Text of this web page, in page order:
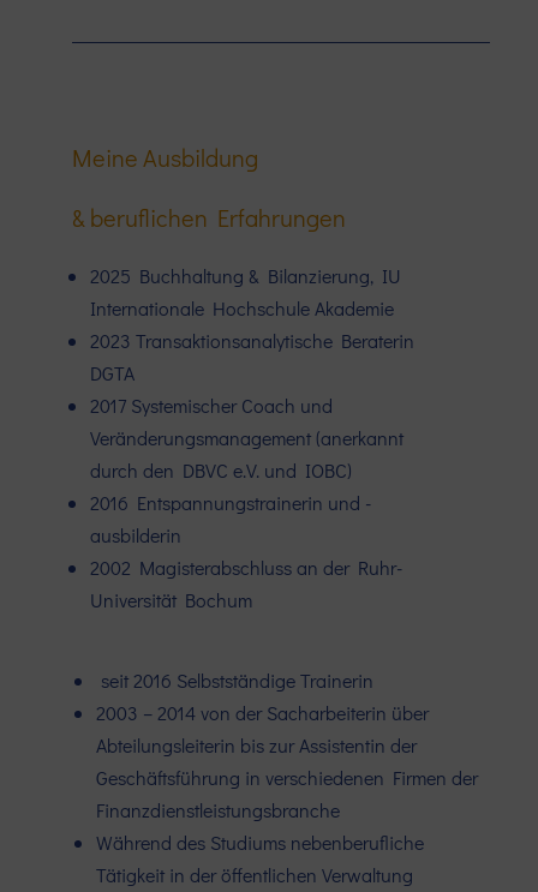
Meine Ausbildung
& beruflichen Erfahrungen​
2025 Buchhaltung & Bilanzierung, IU
Internationale Hochschule Akademie
2023 Transaktionsanalytische Beraterin
DGTA
2017 Systemischer Coach und
Veränderungsmanagement (anerkannt
durch den DBVC e.V. und IOBC)
2016 Entspannungstrainerin und -
ausbilderin
2002 Magisterabschluss an der Ruhr-
Universität Bochum
seit 2016 Selbstständige Trainerin
2003 – 2014 von der Sacharbeiterin über
Abteilungsleiterin bis zur Assistentin der
Geschäftsführung in verschiedenen Firmen der
Finanzdienstleistungsbranche
Während des Studiums nebenberufliche
Tätigkeit in der öffentlichen Verwaltung